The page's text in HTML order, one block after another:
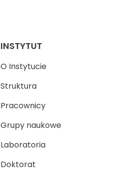
INSTYTUT
O Instytucie
Struktura
Pracownicy
Grupy naukowe
Laboratoria
Doktorat